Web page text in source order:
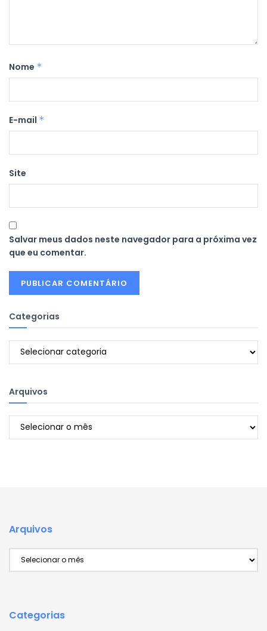
Nome *
E-mail *
Site
Salvar meus dados neste navegador para a próxima vez
que eu comentar.
Categorias
Categorias
Arquivos
Arquivos
Arquivos
Categorias